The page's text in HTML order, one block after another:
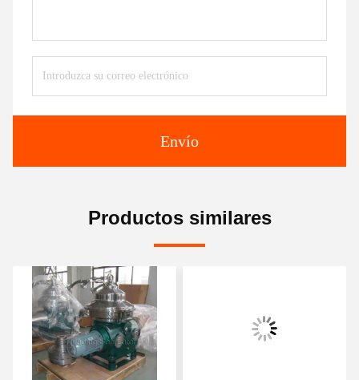
Envío
Productos similares